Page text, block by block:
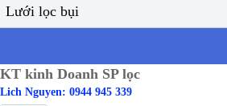
Lưới lọc bụi
KT kinh Doanh SP lọc
Lich Nguyen: 0944 945 339